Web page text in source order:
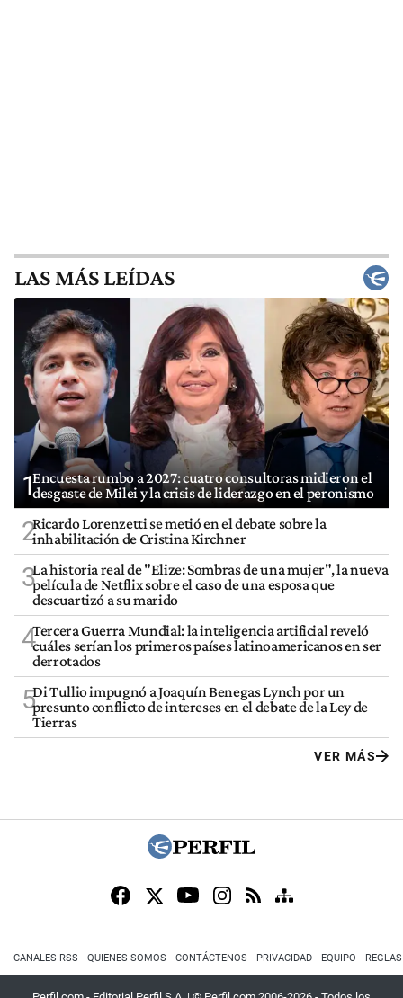
LAS MÁS LEÍDAS
1Encuesta rumbo a 2027: cuatro consultoras midieron el
desgaste de Milei y la crisis de liderazgo en el peronismo
2Ricardo Lorenzetti se metió en el debate sobre la
inhabilitación de Cristina Kirchner
3La historia real de "Elize: Sombras de una mujer", la nueva
película de Netflix sobre el caso de una esposa que
descuartizó a su marido
4Tercera Guerra Mundial: la inteligencia artificial reveló
cuáles serían los primeros países latinoamericanos en ser
derrotados
5Di Tullio impugnó a Joaquín Benegas Lynch por un
presunto conflicto de intereses en el debate de la Ley de
Tierras
VER MÁS
CANALES RSS QUIENES SOMOS CONTÁCTENOS PRIVACIDAD EQUIPO